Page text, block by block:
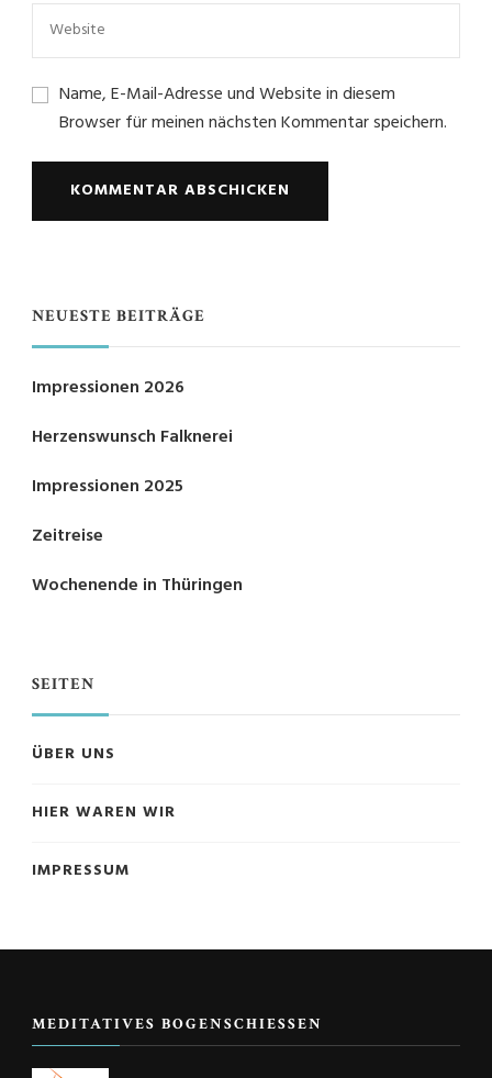
Name, E-Mail-Adresse und Website in diesem
Browser für meinen nächsten Kommentar speichern.
NEUESTE BEITRÄGE
Impressionen 2026
Herzenswunsch Falknerei
Impressionen 2025
Zeitreise
Wochenende in Thüringen
SEITEN
ÜBER UNS
HIER WAREN WIR
IMPRESSUM
MEDITATIVES BOGENSCHIESSEN